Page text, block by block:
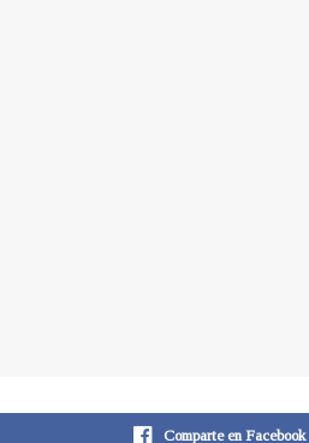
Comparte en Facebook